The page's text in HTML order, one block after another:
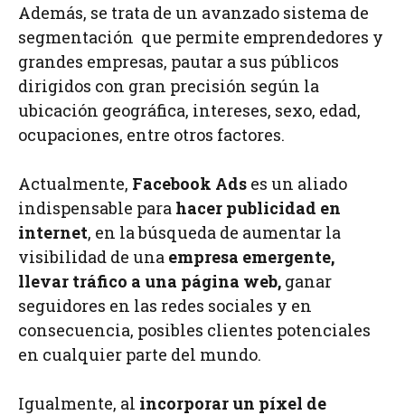
Además, se trata de un avanzado sistema de
segmentación que permite emprendedores y
grandes empresas, pautar a sus públicos
dirigidos con gran precisión según la
ubicación geográfica, intereses, sexo, edad,
ocupaciones, entre otros factores.
Actualmente, Facebook Ads es un aliado
indispensable para hacer publicidad en
internet, en la búsqueda de aumentar la
visibilidad de una empresa emergente,
llevar tráfico a una página web, ganar
seguidores en las redes sociales y en
consecuencia, posibles clientes potenciales
en cualquier parte del mundo.
Igualmente, al incorporar un píxel de